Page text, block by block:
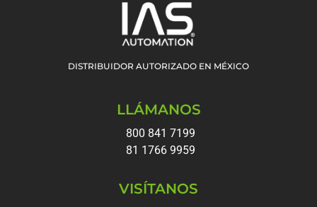
DISTRIBUIDOR AUTORIZADO EN MÉXICO
LLÁMANOS
800 841 7199
81 1766 9959
VISÍTANOS